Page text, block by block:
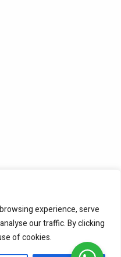
experience, serve
our traffic. By clicking
of cookies.